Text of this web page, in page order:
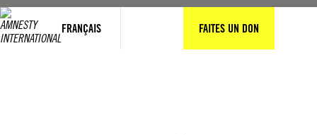
FRANÇAIS FAITES UN DON